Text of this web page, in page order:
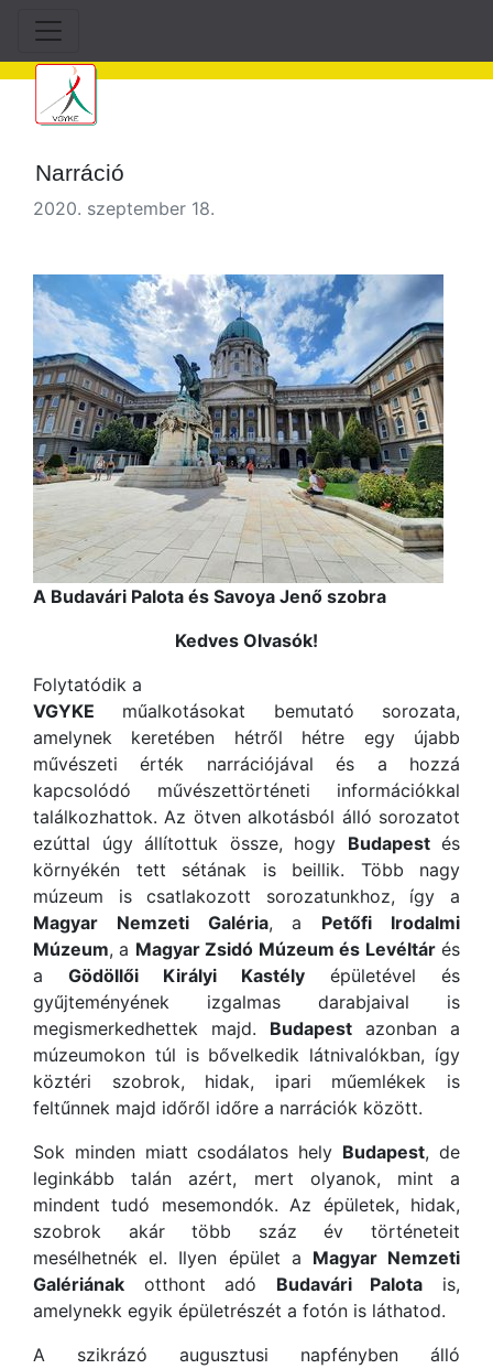
Narráció
2020. szeptember 18.
A Budavári Palota és Savoya Jenő szobra
Kedves Olvasók!
Folytatódik a
VGYKE műalkotásokat bemutató sorozata,
amelynek keretében hétről hétre egy újabb
művészeti érték narrációjával és a hozzá
kapcsolódó művészettörténeti információkkal
találkozhattok. Az ötven alkotásból álló sorozatot
ezúttal úgy állítottuk össze, hogy Budapestés
környékén tett sétának is beillik. Több nagy
múzeum is csatlakozott sorozatunkhoz, így a
Magyar Nemzeti Galéria, a Petőfi Irodalmi
Múzeum, a Magyar Zsidó Múzeum és Levéltárés
a Gödöllői Királyi Kastély épületével és
gyűjteményének izgalmas darabjaival is
megismerkedhettek majd. Budapest azonban a
múzeumokon túl is bővelkedik látnivalókban, így
köztéri szobrok, hidak, ipari műemlékek is
feltűnnek majd időről időre a narrációk között.
Sok minden miatt csodálatos hely Budapest, de
leginkább talán azért, mert olyanok, mint a
mindent tudó mesemondók. Az épületek, hidak,
szobrok akár több száz év történeteit
mesélhetnék el. Ilyen épület a Magyar Nemzeti
Galériának otthont adó Budavári Palota is,
amelynekk egyik épületrészét a fotón is láthatod.
A szikrázó augusztusi napfényben álló